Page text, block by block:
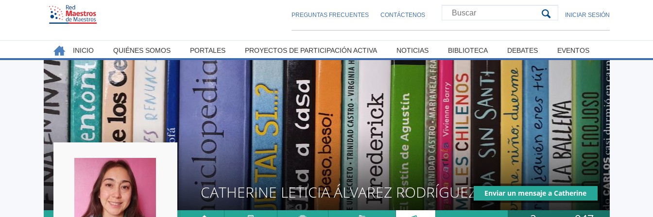
PREGUNTAS FRECUENTES CONTÁCTENOS INICIAR SESIÓN
CATHERINE LETICIA ÁLVAREZ RODRÍGUEZ
Enviar un mensaje a Catherine
Leticia Álvarez Rodríguez
Back
top
MENÚ
PRINCIPAL
INICIO QUIÉNES SOMOS PORTALES PROYECTOS DE PARTICIPACIÓN ACTIVA NOTICIAS BIBLIOTECA DEBATES EVENTOS